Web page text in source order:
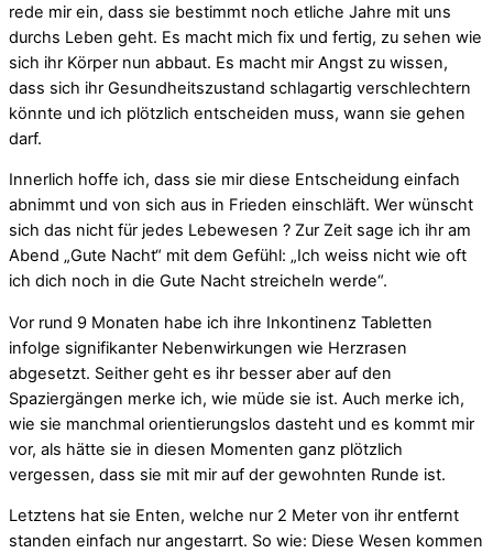
rede mir ein, dass sie bestimmt noch etliche Jahre mit uns
durchs Leben geht. Es macht mich fix und fertig, zu sehen wie
sich ihr Körper nun abbaut. Es macht mir Angst zu wissen,
dass sich ihr Gesundheitszustand schlagartig verschlechtern
könnte und ich plötzlich entscheiden muss, wann sie gehen
darf.
Innerlich hoffe ich, dass sie mir diese Entscheidung einfach
abnimmt und von sich aus in Frieden einschläft. Wer wünscht
sich das nicht für jedes Lebewesen ? Zur Zeit sage ich ihr am
Abend „Gute Nacht“ mit dem Gefühl: „Ich weiss nicht wie oft
ich dich noch in die Gute Nacht streicheln werde“.
Vor rund 9 Monaten habe ich ihre Inkontinenz Tabletten
infolge signifikanter Nebenwirkungen wie Herzrasen
abgesetzt. Seither geht es ihr besser aber auf den
Spaziergängen merke ich, wie müde sie ist. Auch merke ich,
wie sie manchmal orientierungslos dasteht und es kommt mir
vor, als hätte sie in diesen Momenten ganz plötzlich
vergessen, dass sie mit mir auf der gewohnten Runde ist.
Letztens hat sie Enten, welche nur 2 Meter von ihr entfernt
standen einfach nur angestarrt. So wie: Diese Wesen kommen